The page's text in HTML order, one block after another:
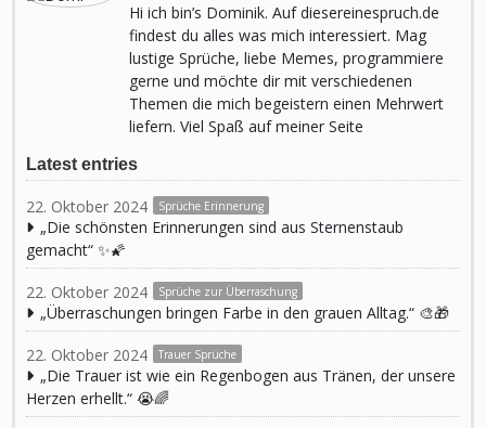
Hi ich bin’s Dominik. Auf diesereinespruch.de
findest du alles was mich interessiert. Mag
lustige Sprüche, liebe Memes, programmiere
gerne und möchte dir mit verschiedenen
Themen die mich begeistern einen Mehrwert
liefern. Viel Spaß auf meiner Seite
Latest entries
22. Oktober 2024 Sprüche Erinnerung
„Die schönsten Erinnerungen sind aus Sternenstaub
gemacht“ ✨🌠
22. Oktober 2024 Sprüche zur Überraschung
„Überraschungen bringen Farbe in den grauen Alltag.“ 🎨🎁
22. Oktober 2024 Trauer Sprüche
„Die Trauer ist wie ein Regenbogen aus Tränen, der unsere
Herzen erhellt.“ 😭🌈